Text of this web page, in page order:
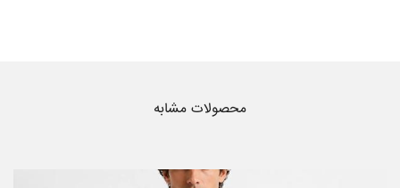
محصولات مشابه